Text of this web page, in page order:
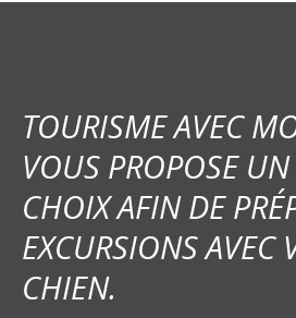
TOURISME AVEC
VOUS PROPOSE
CHOIX AFIN DE
EXCURSIONS AVEC
CHIEN.